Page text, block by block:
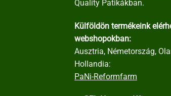
Quality Patikákban.
Külföldön termékeink
webshopokban:
Ausztria, Németország,
Hollandia:
PaNi-Reformfarm